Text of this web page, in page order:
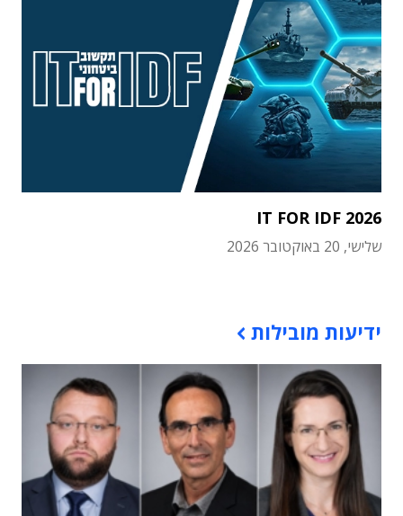
IT FOR IDF 2026
שלישי, 20 באוקטובר 2026
ידיעות מובילות